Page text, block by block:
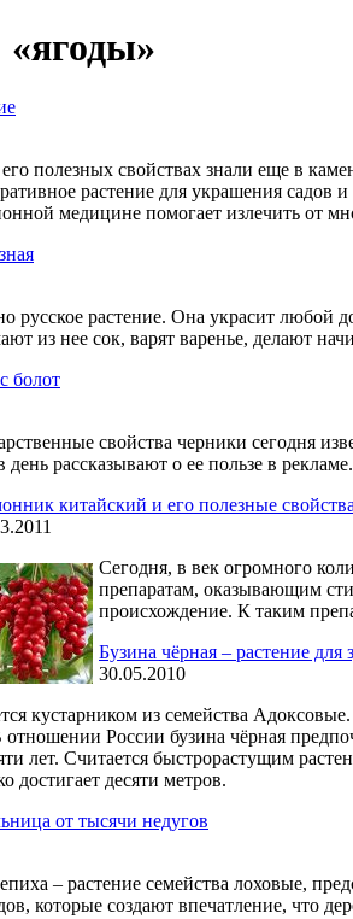
полезных свойствах знали еще в
растение для украшения
медицине помогает излечить от
русское растение. Она украсит любой
из нее сок, варят варенье, делают
болот
свойства черники сегодня
день рассказывают о ее пользе в
китайский и его полезные свойства
Сегодня, в век огромного
препаратам, оказывающим
происхождение. К таким
Бузина чёрная – растение для
30.05.2010
кустарником из семейства
России бузина чёрная
лет. Считается быстрорастущим
достигает десяти метров.
от тысячи недугов
– растение семейства лоховые,
которые создают впечатление, что